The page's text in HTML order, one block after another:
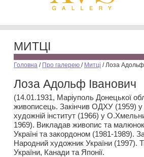
МИТЦІ
Головна / Про галерею / Митці /Лоза Адольф
Лоза Адольф Іванович
(14.01.1931, Маріуполь Донецької
живописець. Закінчив ОДХУ (1959)
художній інститут (1966) у
1969). Викладав живопис та
Україні та закордоном (1981-1989).
Народний художник України (1997).
України, Канади та Японії.